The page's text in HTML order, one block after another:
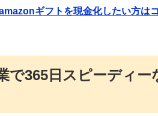
ギフトを現金化したい方は
で365日スピーディー